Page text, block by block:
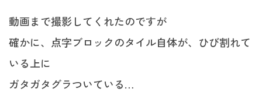
動画まで撮影してくれたのですが
確かに、点字ブロックのタイル自体が、ひび割れて
いる上に
ガタガタグラついている…